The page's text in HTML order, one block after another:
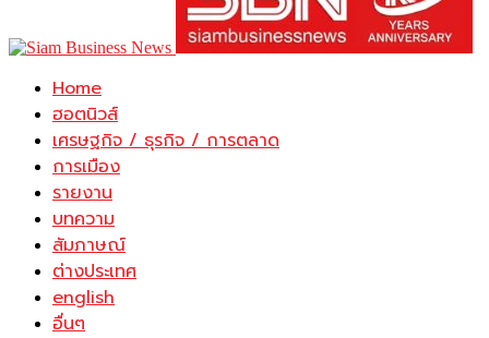
Home
ฮอตนิวส์
เศรษฐกิจ / ธุรกิจ / การตลาด
การเมือง
รายงาน
บทความ
สัมภาษณ์
ต่างประเทศ
english
อื่นๆ